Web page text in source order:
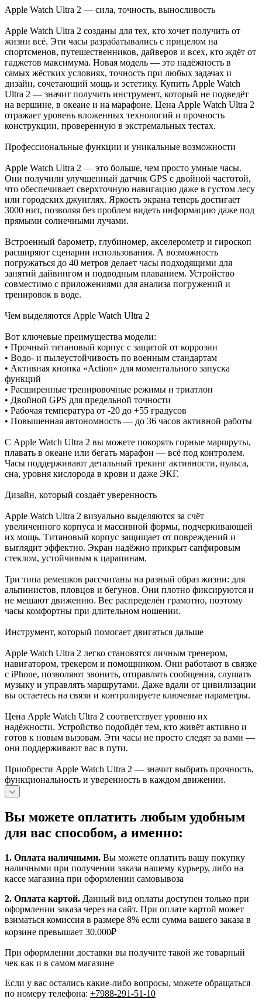
Apple Watch Ultra 2 — сила, точность, выносливость
Apple Watch Ultra 2 созданы для тех, кто хочет получить от
жизни всё. Эти часы разрабатывались с прицелом на
спортсменов, путешественников, дайверов и всех, кто ждёт от
гаджетов максимума. Новая модель — это надёжность в
самых жёстких условиях, точность при любых задачах и
дизайн, сочетающий мощь и эстетику. Купить Apple Watch
Ultra 2 — значит получить инструмент, который не подведёт
на вершине, в океане и на марафоне. Цена Apple Watch Ultra 2
отражает уровень вложенных технологий и прочность
конструкции, проверенную в экстремальных тестах.
Профессиональные функции и уникальные возможности
Apple Watch Ultra 2 — это больше, чем просто умные часы.
Они получили улучшенный датчик GPS с двойной частотой,
что обеспечивает сверхточную навигацию даже в густом лесу
или городских джунглях. Яркость экрана теперь достигает
3000 нит, позволяя без проблем видеть информацию даже под
прямыми солнечными лучами.
Встроенный барометр, глубиномер, акселерометр и гироскоп
расширяют сценарии использования. А возможность
погружаться до 40 метров делает часы подходящими для
занятий дайвингом и подводным плаванием. Устройство
совместимо с приложениями для анализа погружений и
тренировок в воде.
Чем выделяются Apple Watch Ultra 2
Вот ключевые преимущества модели:
• Прочный титановый корпус с защитой от коррозии
• Водо- и пылеустойчивость по военным стандартам
• Активная кнопка «Action» для моментального запуска
функций
• Расширенные тренировочные режимы и триатлон
• Двойной GPS для предельной точности
• Рабочая температура от -20 до +55 градусов
• Повышенная автономность — до 36 часов активной работы
С Apple Watch Ultra 2 вы можете покорять горные маршруты,
плавать в океане или бегать марафон — всё под контролем.
Часы поддерживают детальный трекинг активности, пульса,
сна, уровня кислорода в крови и даже ЭКГ.
Дизайн, который создаёт уверенность
Apple Watch Ultra 2 визуально выделяются за счёт
увеличенного корпуса и массивной формы, подчеркивающей
их мощь. Титановый корпус защищает от повреждений и
выглядит эффектно. Экран надёжно прикрыт сапфировым
стеклом, устойчивым к царапинам.
Три типа ремешков рассчитаны на разный образ жизни: для
альпинистов, пловцов и бегунов. Они плотно фиксируются и
не мешают движению. Вес распределён грамотно, поэтому
часы комфортны при длительном ношении.
Инструмент, который помогает двигаться дальше
Apple Watch Ultra 2 легко становятся личным тренером,
навигатором, трекером и помощником. Они работают в связке
с iPhone, позволяют звонить, отправлять сообщения, слушать
музыку и управлять маршрутами. Даже вдали от цивилизации
вы остаетесь на связи и контролируете ключевые параметры.
Цена Apple Watch Ultra 2 соответствует уровню их
надёжности. Устройство подойдёт тем, кто живёт активно и
готов к новым вызовам. Эти часы не просто следят за вами —
они поддерживают вас в пути.
Приобрести Apple Watch Ultra 2 — значит выбрать прочность,
функциональность и уверенность в каждом движении.
Вы можете оплатить любым удобным
для вас способом, а именно:
1. Оплата наличными. Вы можете оплатить вашу покупку
наличными при получении заказа нашему курьеру, либо на
кассе магазина при оформлении самовывоза
2. Оплата картой. Данный вид оплаты доступен только при
оформлении заказа через на сайт. При оплате картой может
взиматься комиссия в размере 8% если сумма вашего заказа в
корзине превышает 30.000₽
При оформлении доставки вы получите такой же товарный
чек как и в самом магазине
Если у вас остались какие-либо вопросы, можете обращаться
по номеру телефона: +7988-291-51-10